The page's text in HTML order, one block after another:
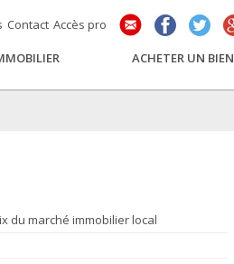
Contact Accès pro
ACHETER UN BIEN
du marché immobilier local